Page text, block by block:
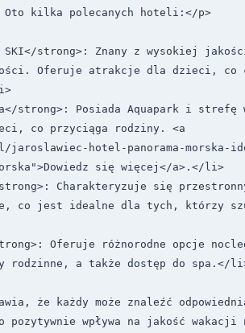
Oto kilka polecanych hoteli:</p>
strong>: Znany z wysokiej
Oferuje atrakcje dla dzieci, co
strong>: Posiada Aquapark i strefę
co przyciąga rodziny. <a
hotel-panorama-morska-
się więcej</a>.</li>
Charakteryzuje się
co jest idealne dla tych, którzy
Oferuje różnorodne opcje
rodzinne, a także dostęp do spa.</
że każdy może znaleźć
pozytywnie wpływa na jakość wakacji